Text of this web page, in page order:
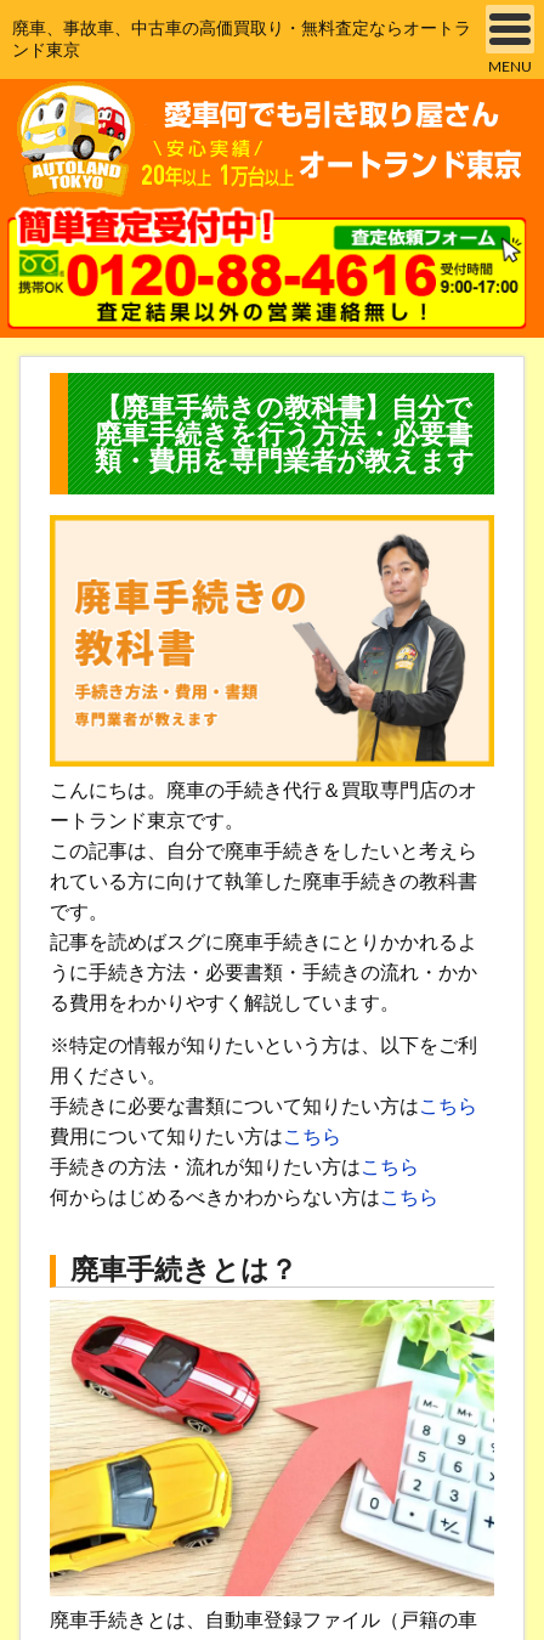
廃車、事故車、中古車の高価買取り・無料査定ならオートラ
ンド東京
MENU
【廃車手続きの教科書】自分で
廃車手続きを行う方法・必要書
類・費用を専門業者が教えます
こんにちは。廃車の手続き代行＆買取専門店のオ
ートランド東京です。
この記事は、自分で廃車手続きをしたいと考えら
れている方に向けて執筆した廃車手続きの教科書
です。
記事を読めばスグに廃車手続きにとりかかれるよ
うに手続き方法・必要書類・手続きの流れ・かか
る費用をわかりやすく解説しています。
※特定の情報が知りたいという方は、以下をご利
用ください。
手続きに必要な書類について知りたい方はこちら
費用について知りたい方はこちら
手続きの方法・流れが知りたい方はこちら
何からはじめるべきかわからない方はこちら
廃車手続きとは？
廃車手続きとは、自動車登録ファイル（戸籍の車